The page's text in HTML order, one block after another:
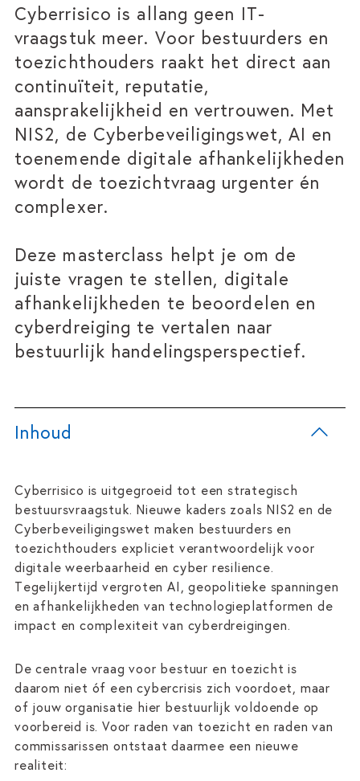
Cyberrisico is allang geen IT-
vraagstuk meer. Voor bestuurders en
toezichthouders raakt het direct aan
continuïteit, reputatie,
aansprakelijkheid en vertrouwen. Met
NIS2, de Cyberbeveiligingswet, AI en
toenemende digitale afhankelijkheden
wordt de toezichtvraag urgenter én
complexer.
Deze masterclass helpt je om de
juiste vragen te stellen, digitale
afhankelijkheden te beoordelen en
cyberdreiging te vertalen naar
bestuurlijk handelingsperspectief.
Inhoud
Cyberrisico is uitgegroeid tot een strategisch
bestuursvraagstuk. Nieuwe kaders zoals NIS2 en de
Cyberbeveiligingswet maken bestuurders en
toezichthouders expliciet verantwoordelijk voor
digitale weerbaarheid en cyber resilience.
Tegelijkertijd vergroten AI, geopolitieke spanningen
en afhankelijkheden van technologieplatformen de
impact en complexiteit van cyberdreigingen.
De centrale vraag voor bestuur en toezicht is
daarom niet óf een cybercrisis zich voordoet, maar
of jouw organisatie hier bestuurlijk voldoende op
voorbereid is. Voor raden van toezicht en raden van
commissarissen ontstaat daarmee een nieuwe
realiteit: